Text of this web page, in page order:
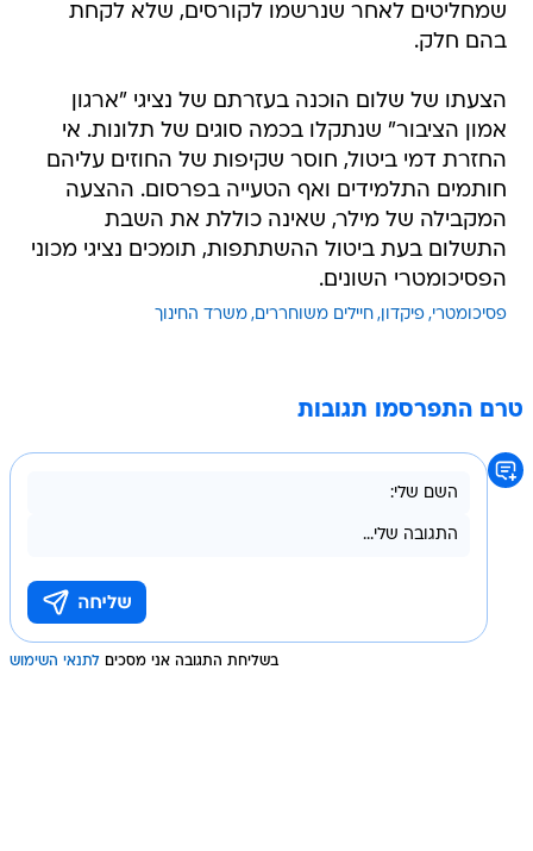
שמחליטים לאחר שנרשמו לקורסים, שלא לקחת
בהם חלק.
הצעתו של שלום הוכנה בעזרתם של נציגי "ארגון
אמון הציבור" שנתקלו בכמה סוגים של תלונות. אי
החזרת דמי ביטול, חוסר שקיפות של החוזים עליהם
חותמים התלמידים ואף הטעייה בפרסום. ההצעה
המקבילה של מילר, שאינה כוללת את השבת
התשלום בעת ביטול ההשתתפות, תומכים נציגי מכוני
הפסיכומטרי השונים.
פסיכומטרי פיקדון חיילים משוחררים משרד החינוך
טרם התפרסמו תגובות
בשליחת התגובה אני מסכים לתנאי השימוש